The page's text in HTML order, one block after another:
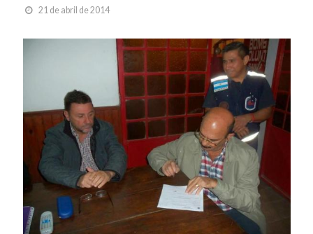
21 de abril de 2014